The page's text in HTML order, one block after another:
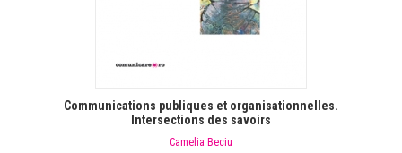
Communications publiques et organisationnelles.
Intersections des savoirs
Camelia Beciu